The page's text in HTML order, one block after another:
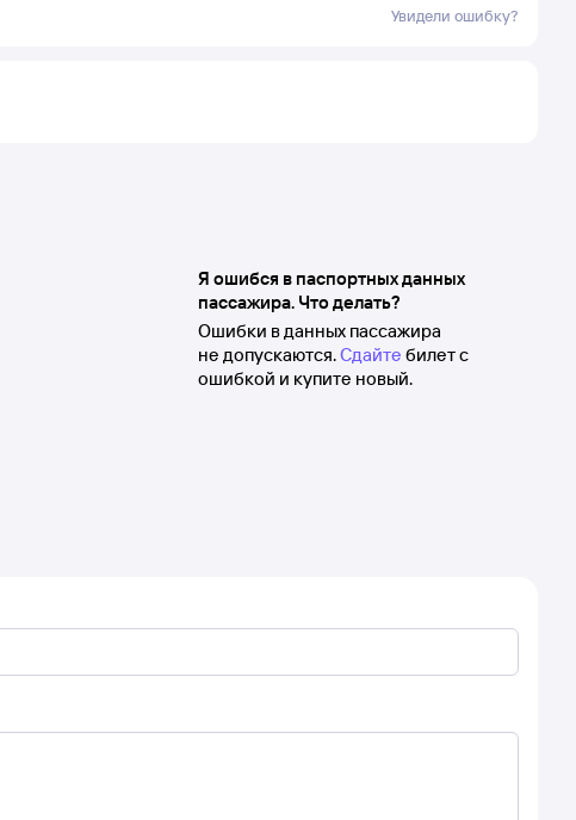
Увидели ошибку?
Я ошибся в паспортных данных
пассажира. Что делать?
Ошибки в данных пассажира
не допускаются.Сдайте билет с
ошибкой и купите новый.